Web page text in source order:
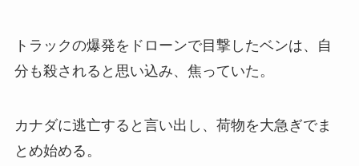
トラックの爆発をドローンで目撃したベンは、自
分も殺されると思い込み、焦っていた。
カナダに逃亡すると言い出し、荷物を大急ぎでま
とめ始める。